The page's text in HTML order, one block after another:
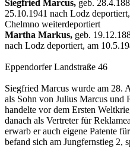
Siegfried Marcus, geb.
25.10.1941 nach Lodz
Chelmno weiterdeportiert
Martha Markus, geb.
nach Lodz deportiert, am
Eppendorfer Landstraße 46
Siegfried Marcus wurde am 28.
als Sohn von Julius Marcus und
handelte vor dem Ersten
danach als Vertreter für
erwarb er auch eigene Patente
befand sich am Jungfernstieg 2,